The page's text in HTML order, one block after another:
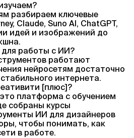
разбираем ключевые
Claude, Suno AI, ChatGPT,
идей и изображений до
работы с ИИ?
работают
нейросетям достаточно
интернета.
[плюс]?
платформа с обучением
собраны курсы
ИИ для дизайнеров
чтобы понимать, как
в работе.